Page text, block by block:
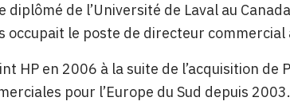
diplômé de l’Université de Laval au
occupait le poste de directeur
HP en 2006 à la suite de l’acquisition de
pour l’Europe du Sud depuis